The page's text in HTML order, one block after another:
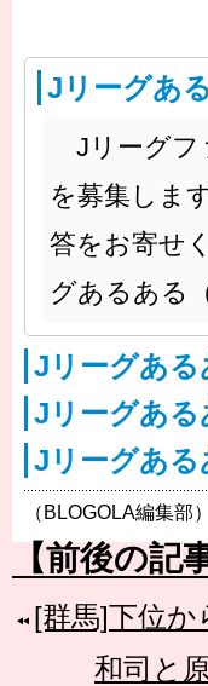
Jリーグあ
Jリーグフ
を募集しま
答をお寄せ
グあるある
Jリーグある
Jリーグある
Jリーグある
（BLOGOLA編集部）
【前後の記
[群馬]下位
和司と